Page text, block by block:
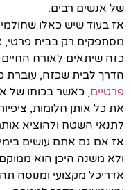
של אנשים רבים.
אז בעוד שיש כאלו
מסתפקים רק בבית פרטי,
כזה שיתאים לאורח
הדרך לבית שכזה, עוברת
פרטיים, כאשר בכוחו של
את כל אותן חלומות,
לתנאי השטח ולהוציא
אז אם גם אתם עושים
ולא משנה היכן הוא
אדריכל מקצועי ומנוסה